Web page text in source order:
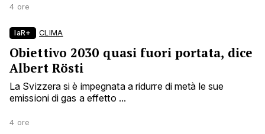
4 ore
laR+ CLIMA
Obiettivo 2030 quasi fuori portata, dice
Albert Rösti
La Svizzera si è impegnata a ridurre di metà le sue
emissioni di gas a effetto ...
4 ore